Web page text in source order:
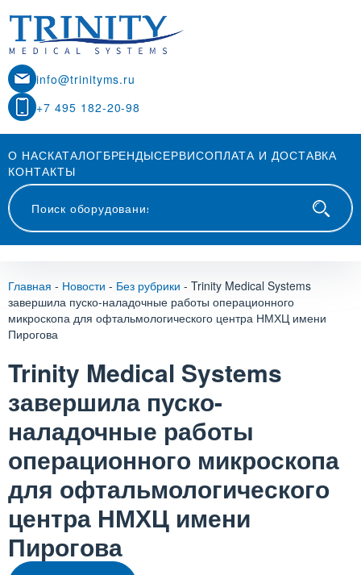
info@trinityms.ru
+7 495 182-20-98
О НАСКАТАЛОГБРЕНДЫСЕРВИСОПЛАТА И ДОСТАВКА
КОНТАКТЫ
Главная - Новости - Без рубрики - Trinity Medical Systems
завершила пуско-наладочные работы операционного
микроскопа для офтальмологического центра НМХЦ имени
Пирогова
Trinity Medical Systems
завершила пуско-
наладочные работы
операционного микроскопа
для офтальмологического
центра НМХЦ имени
Пирогова